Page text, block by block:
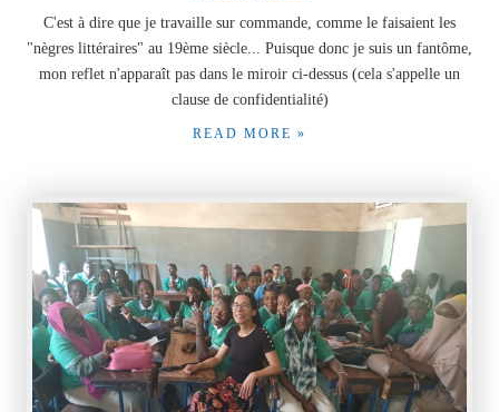
C'est à dire que je travaille sur commande, comme le faisaient les
"nègres littéraires" au 19ème siècle... Puisque donc je suis un fantôme,
mon reflet n'apparaît pas dans le miroir ci-dessus (cela s'appelle un
clause de confidentialité)
READ MORE »